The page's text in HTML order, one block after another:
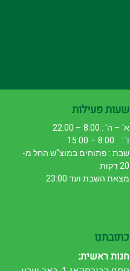
שעות פעילות
א' – ה' : 8:00 – 22:00
ו' : 8:00 – 15:00
שבת : פתוחים במוצ"ש החל מ-
20 דקות
מצאת השבת ועד 23:00
כתובתנו
חנות ראשית: